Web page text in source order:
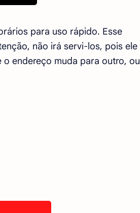
para uso rápido. Esse
não irá servi-los, pois ele
endereço muda para outro, ou